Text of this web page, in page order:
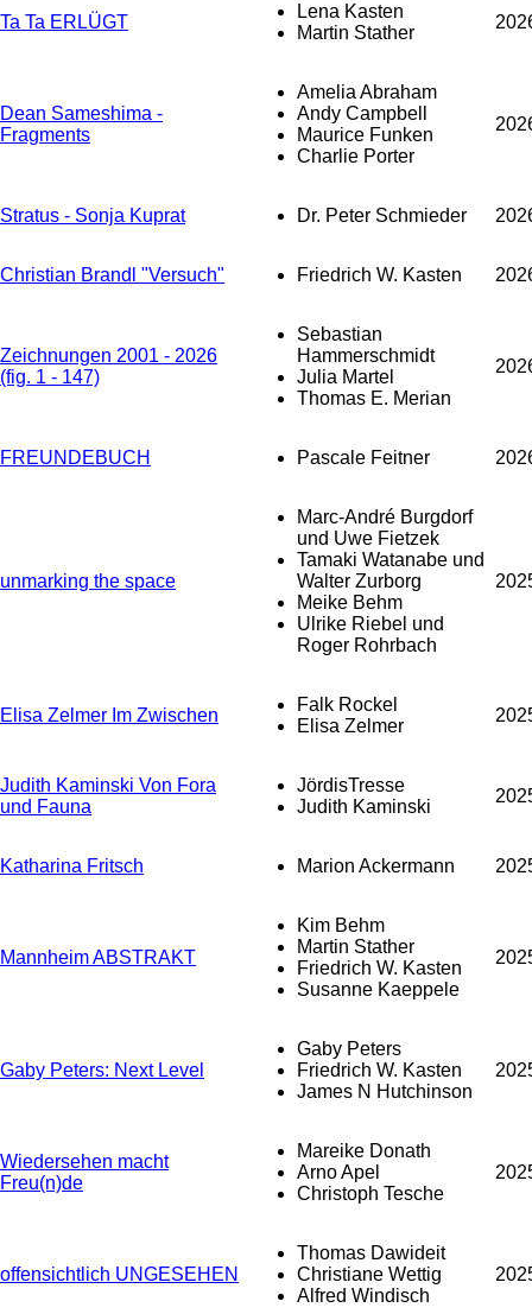
Ta Ta ERLÜGT
Lena Kasten
Martin Stather
Dean Sameshima -
Fragments
Amelia Abraham
Andy Campbell
Maurice Funken
Charlie Porter
Stratus - Sonja Kuprat Dr. Peter Schmieder
Christian Brandl "Versuch" Friedrich W. Kasten
Zeichnungen 2001 - 2026
(fig. 1 - 147)
Sebastian
Hammerschmidt
Julia Martel
Thomas E. Merian
FREUNDEBUCH Pascale Feitner
unmarking the space
Marc-André Burgdorf
und Uwe Fietzek
Tamaki Watanabe und
Walter Zurborg
Meike Behm
Ulrike Riebel und
Roger Rohrbach
Elisa Zelmer Im Zwischen
Falk Rockel
Elisa Zelmer
Judith Kaminski Von Fora
und Fauna
JördisTresse
Judith Kaminski
Katharina Fritsch Marion Ackermann
Mannheim ABSTRAKT
Kim Behm
Martin Stather
Friedrich W. Kasten
Susanne Kaeppele
Gaby Peters: Next Level
Gaby Peters
Friedrich W. Kasten
James N Hutchinson
Wiedersehen macht
Freu(n)de
Mareike Donath
Arno Apel
Christoph Tesche
offensichtlich UNGESEHEN
Thomas Dawideit
Christiane Wettig
Alfred Windisch